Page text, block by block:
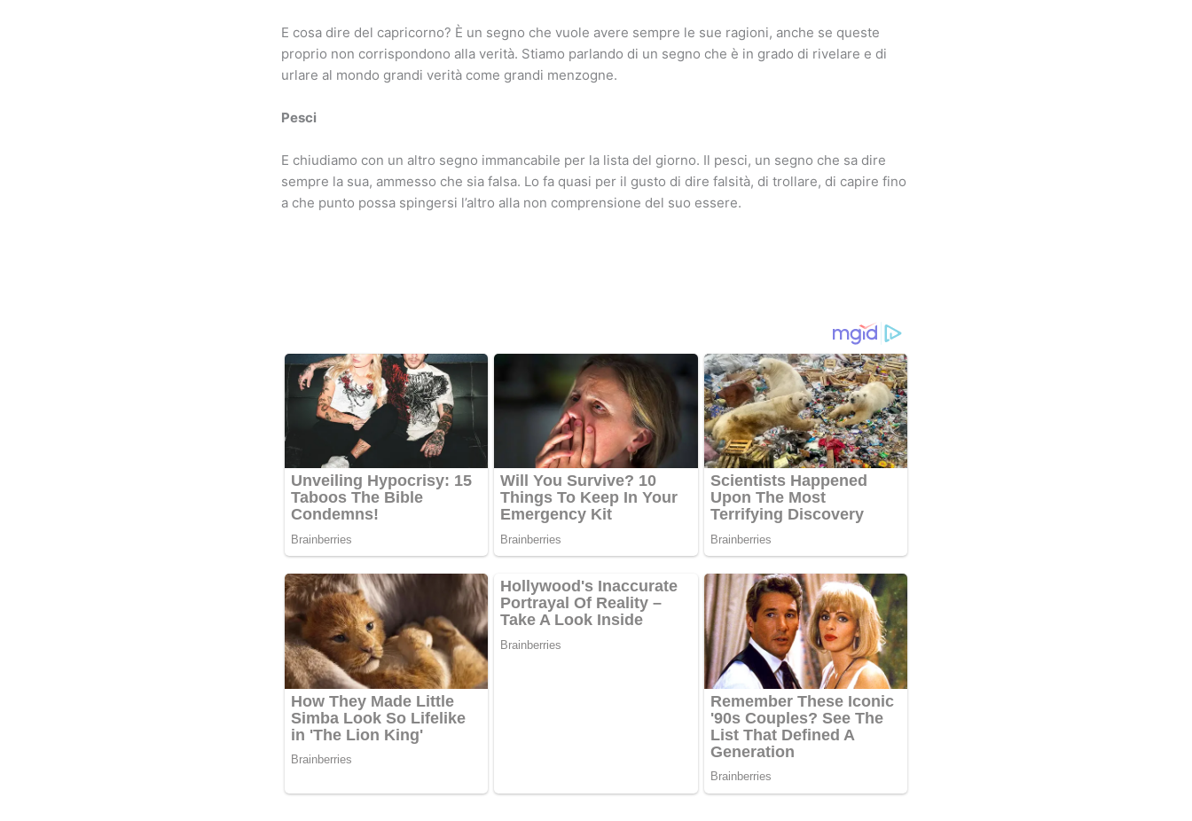
E cosa dire del capricorno? È un segno che vuole avere sempre le sue ragioni, anche se queste
proprio non corrispondono alla verità. Stiamo parlando di un segno che è in grado di rivelare e di
urlare al mondo grandi verità come grandi menzogne.
Pesci
E chiudiamo con un altro segno immancabile per la lista del giorno. Il pesci, un segno che sa dire
sempre la sua, ammesso che sia falsa. Lo fa quasi per il gusto di dire falsità, di trollare, di capire fino
a che punto possa spingersi l’altro alla non comprensione del suo essere.